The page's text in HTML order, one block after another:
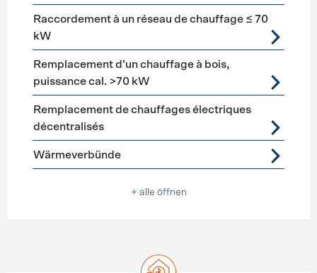
Raccordement à un réseau de chauffage ≤ 70
kW
Remplacement d’un chauffage à bois,
puissance cal. >70 kW
Remplacement de chauffages électriques
décentralisés
Wärmeverbünde
+ alle öffnen